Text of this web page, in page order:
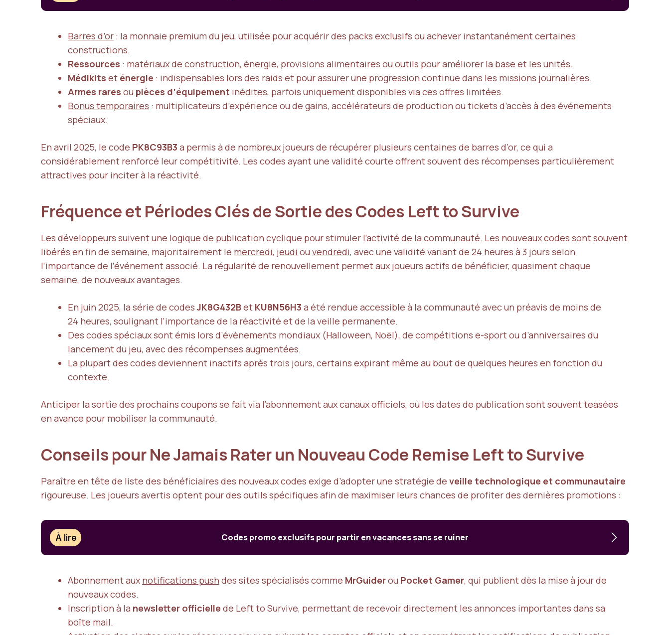
Barres d’or : la monnaie premium du jeu, utilisée pour acquérir des packs exclusifs ou achever instantanément certaines
constructions.
Ressources : matériaux de construction, énergie, provisions alimentaires ou outils pour améliorer la base et les unités.
Médikits et énergie : indispensables lors des raids et pour assurer une progression continue dans les missions journalières.
Armes rares ou pièces d’équipement inédites, parfois uniquement disponibles via ces offres limitées.
Bonus temporaires : multiplicateurs d’expérience ou de gains, accélérateurs de production ou tickets d’accès à des événements
spéciaux.
En avril 2025, le code PK8C93B3 a permis à de nombreux joueurs de récupérer plusieurs centaines de barres d’or, ce qui a
considérablement renforcé leur compétitivité. Les codes ayant une validité courte offrent souvent des récompenses particulièrement
attractives pour inciter à la réactivité.
Fréquence et Périodes Clés de Sortie des Codes Left to Survive
Les développeurs suivent une logique de publication cyclique pour stimuler l’activité de la communauté. Les nouveaux codes sont souvent
libérés en fin de semaine, majoritairement le mercredi, jeudi ou vendredi, avec une validité variant de 24 heures à 3 jours selon
l’importance de l’événement associé. La régularité de renouvellement permet aux joueurs actifs de bénéficier, quasiment chaque
semaine, de nouveaux avantages.
En juin 2025, la série de codesJK8G432Bet KU8N56H3 a été rendue accessible à la communauté avec un préavis de moins de
24 heures, soulignant l’importance de la réactivité et de la veille permanente.
Des codes spéciaux sont émis lors d’évènements mondiaux (Halloween, Noël), de compétitions e-sport ou d’anniversaires du
lancement du jeu, avec des récompenses augmentées.
La plupart des codes deviennent inactifs après trois jours, certains expirant même au bout de quelques heures en fonction du
contexte.
Anticiper la sortie des prochains coupons se fait via l’abonnement aux canaux officiels, où les dates de publication sont souvent teasées
en avance pour mobiliser la communauté.
Conseils pour Ne Jamais Rater un Nouveau Code Remise Left to Survive
Paraître en tête de liste des bénéficiaires des nouveaux codes exige d’adopter une stratégie de veille technologique et communautaire
rigoureuse. Les joueurs avertis optent pour des outils spécifiques afin de maximiser leurs chances de profiter des dernières promotions :
À lire Codes promo exclusifs pour partir en vacances sans se ruiner
Abonnement aux notifications push des sites spécialisés comme MrGuiderou Pocket Gamer, qui publient dès la mise à jour de
nouveaux codes.
Inscription à la newsletter officielle de Left to Survive, permettant de recevoir directement les annonces importantes dans sa
boîte mail.